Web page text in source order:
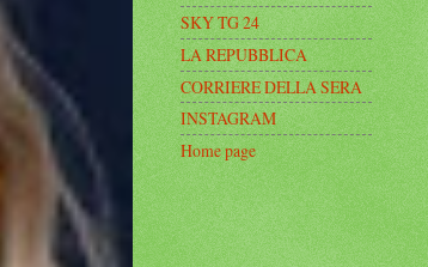
SKY TG 24
LA REPUBBLICA
CORRIERE DELLA SERA
INSTAGRAM
Home page